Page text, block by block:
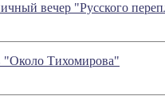
вечер "Русского
"Около Тихомирова"